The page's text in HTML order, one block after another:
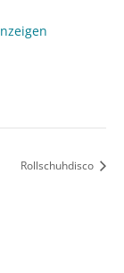
Rollschuhdisco